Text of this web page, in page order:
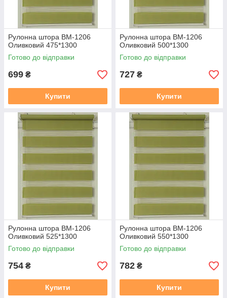
Рулонна штора ВМ-1206
Оливковий 475*1300
Готово до відправки
699 ₴
Купити
Рулонна штора ВМ-1206
Оливковий 500*1300
Готово до відправки
727 ₴
Купити
Рулонна штора ВМ-1206
Оливковий 525*1300
Готово до відправки
754 ₴
Купити
Рулонна штора ВМ-1206
Оливковий 550*1300
Готово до відправки
782 ₴
Купити